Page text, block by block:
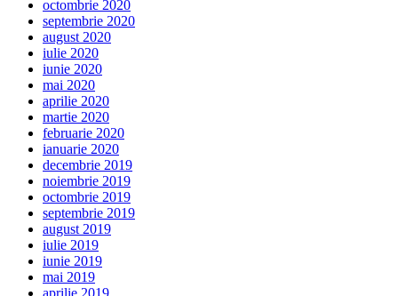
octombrie 2020
septembrie 2020
august 2020
iulie 2020
iunie 2020
mai 2020
aprilie 2020
martie 2020
februarie 2020
ianuarie 2020
decembrie 2019
noiembrie 2019
octombrie 2019
septembrie 2019
august 2019
iulie 2019
iunie 2019
mai 2019
aprilie 2019